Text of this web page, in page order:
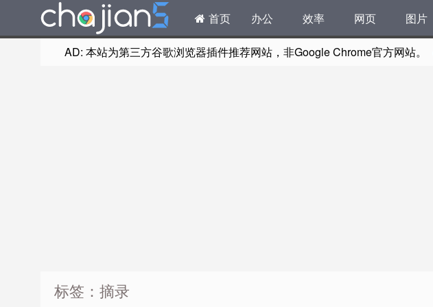
首页 办公 效率 网页 图片
AD: 本站为第三方谷歌浏览器插件推荐网站，非Google Chrome官方网站。
标签：摘录